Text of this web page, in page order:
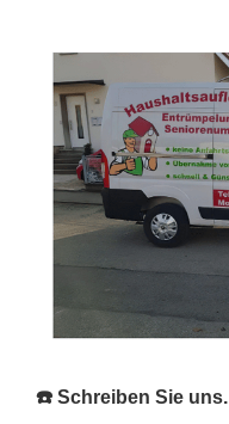
☎️ Schreiben Sie uns.